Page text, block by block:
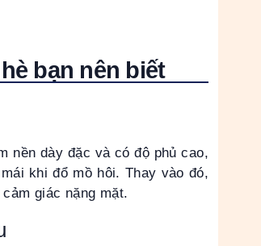
bạn nên biết
nền dày đặc và có độ phủ cao,
khi đổ mồ hôi. Thay vào đó,
giác nặng mặt.